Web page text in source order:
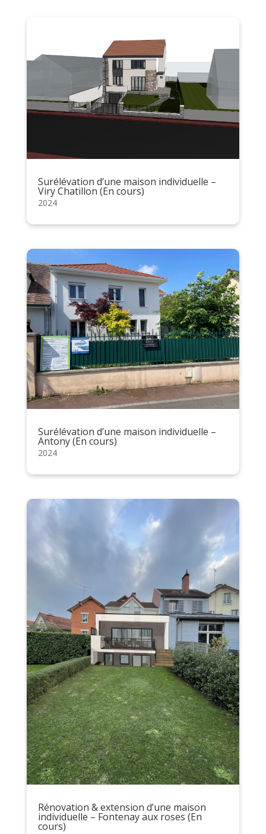
Surélévation d’une maison individuelle –
Viry Chatillon (En cours)
2024
Surélévation d’une maison individuelle –
Antony (En cours)
2024
Rénovation & extension d’une maison
individuelle – Fontenay aux roses (En
cours)